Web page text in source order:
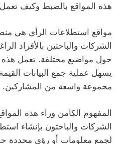
هذه المواقع بالضبط وكيف
مواقع استطلاعات الرأي هي
الشركات والباحثين بالأفراد
حول مواضيع مختلفة. تعمل هذه
يسهل عملية جمع البيانات
مجموعة واسعة من المشاركين.
المفهوم الكامن وراء هذه
الشركات والباحثون بإنشاء
لجمع معلومات أو رؤى محددة